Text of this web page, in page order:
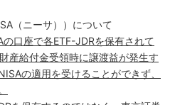
（ニーサ））について
の口座で各ETF-JDRを保有されて
産給付金受領時に譲渡益が発生す
の適用を受けることができず、